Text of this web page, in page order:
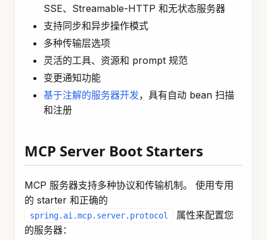
SSE、Streamable-HTTP 和无状态服务器
支持同步和异步操作模式
多种传输层选项
灵活的工具、资源和 prompt 规范
变更通知功能
基于注解的服务器开发，具有自动 bean 扫描
和注册
MCP Server Boot Starters
MCP 服务器支持多种协议和传输机制。 使用专用
的 starter 和正确的
spring.ai.mcp.server.protocol
属性来配置您
的服务器：